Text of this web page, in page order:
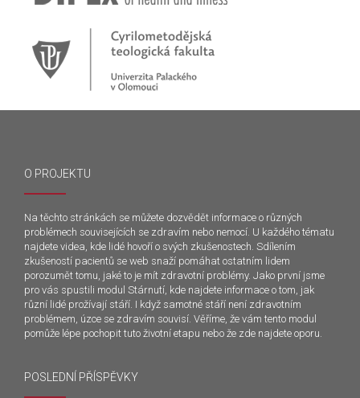
O PROJEKTU
Na těchto stránkách se můžete dozvědět informace o různých
problémech souvisejících se zdravím nebo nemocí. U každého tématu
najdete videa, kde lidé hovoří o svých zkušenostech. Sdílením
zkušeností pacientů se web snaží pomáhat ostatním lidem
porozumět tomu, jaké to je mít zdravotní problémy. Jako první jsme
pro vás spustili modul Stárnutí, kde najdete informace o tom, jak
různí lidé prožívají stáří. I když samotné stáří není zdravotním
problémem, úzce se zdravím souvisí. Věříme, že vám tento modul
pomůže lépe pochopit tuto životní etapu nebo že zde najdete oporu.
POSLEDNÍ PŘÍSPĚVKY